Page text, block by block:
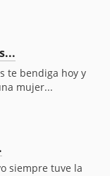
te bendiga hoy y
mujer...
siempre tuve la